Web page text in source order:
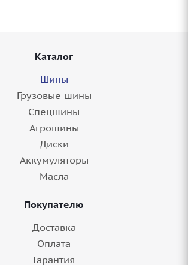
Каталог
Шины
Грузовые шины
Спецшины
Агрошины
Диски
Аккумуляторы
Масла
Покупателю
Доставка
Оплата
Гарантия